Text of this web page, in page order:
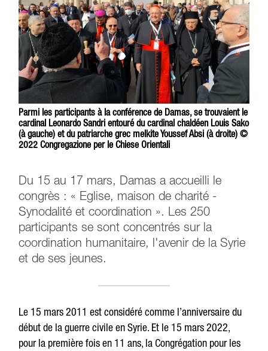
Parmi les participants à la conférence de Damas, se trouvaient le
cardinal Leonardo Sandri entouré du cardinal chaldéen Louis Sako
(à gauche) et du patriarche grec melkite Youssef Absi (à droite) ©
2022 Congregazione per le Chiese Orientali
Du 15 au 17 mars, Damas a accueilli le
congrès : « Eglise, maison de charité -
Synodalité et coordination ». Les 250
participants se sont concentrés sur la
coordination humanitaire, l'avenir de la Syrie
et de ses jeunes.
Le 15 mars 2011 est considéré comme l’anniversaire du
début de la guerre civile en Syrie. Et le 15 mars 2022,
pour la première fois en 11 ans, la Congrégation pour les